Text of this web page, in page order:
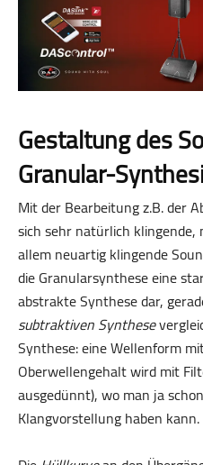
Gestaltung des
Granular-
Mit der Bearbeitung z.B. der
sich sehr natürlich
allem neuartig klingende
die Granularsynthese eine
abstrakte Synthese dar,
subtraktiven Synthese
Synthese: eine Wellenform
Oberwellen­gehalt wird mit
ausgedünnt), wo man ja
Klangvorstellung haben kann.